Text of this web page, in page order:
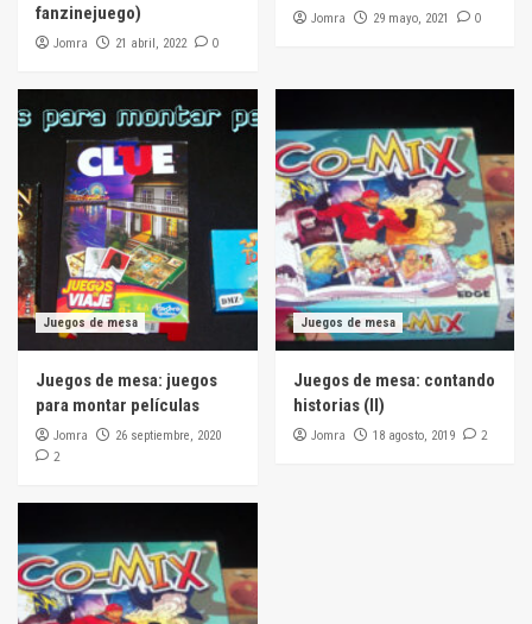
fanzinejuego)
Jomra 21 abril, 2022 0
Jomra 29 mayo, 2021 0
Juegos de mesa
Juegos de mesa: juegos
para montar películas
Jomra 26 septiembre, 2020
2
Juegos de mesa
Juegos de mesa: contando
historias (II)
Jomra 18 agosto, 2019 2